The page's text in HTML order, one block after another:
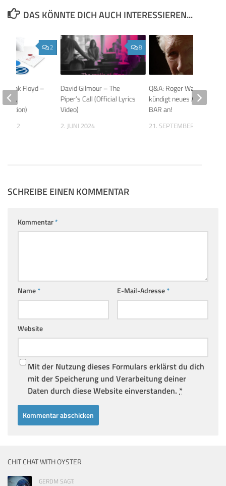
DAS KÖNNTE DICH AUCH INTERESSIEREN...
8
David Gilmour – The
Piper’s Call (Official Lyrics
Video)
2. JUNI 2024
Q&A: Roger Waters
kündigt neues Album THE
BAR an!
21. SEPTEMBER 2023
2
Pink Floyd –
CD,
Edition)
2012
SCHREIBE EINEN KOMMENTAR
Kommentar*
Name* E-Mail-Adresse*
Website
Mit der Nutzung dieses Formulars erklärst du dich
mit der Speicherung und Verarbeitung deiner
Daten durch diese Website einverstanden. *
CHIT CHAT WITH OYSTER
GERDM SAGT: